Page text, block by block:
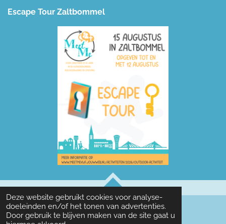
Deze website gebruikt cookies voor analyse-
doeleinden en/of het tonen van advertenties.
Door gebruik te blijven maken van de site gaat u
Escape Tour Zaltbommel
TOP